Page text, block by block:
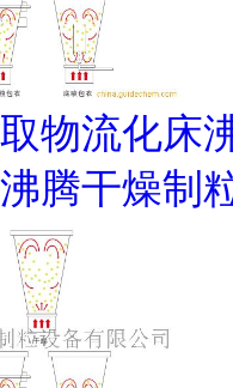
物流化床
腾干燥制